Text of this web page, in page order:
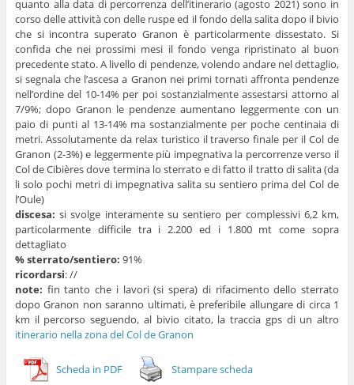
quanto alla data di percorrenza dell’itinerario (agosto 2021) sono in
corso delle attività con delle ruspe ed il fondo della salita dopo il bivio
che si incontra superato Granon è particolarmente dissestato. Si
confida che nei prossimi mesi il fondo venga ripristinato al buon
precedente stato. A livello di pendenze, volendo andare nel dettaglio,
si segnala che l’ascesa a Granon nei primi tornati affronta pendenze
nell’ordine del 10-14% per poi sostanzialmente assestarsi attorno al
7/9%; dopo Granon le pendenze aumentano leggermente con un
paio di punti al 13-14% ma sostanzialmente per poche centinaia di
metri. Assolutamente da relax turistico il traverso finale per il Col de
Granon (2-3%) e leggermente più impegnativa la percorrenze verso il
Col de Cibières dove termina lo sterrato e di fatto il tratto di salita (da
li solo pochi metri di impegnativa salita su sentiero prima del Col de
l’Oule)
discesa: si svolge interamente su sentiero per complessivi 6,2 km,
particolarmente difficile tra i 2.200 ed i 1.800 mt come sopra
dettagliato
% sterrato/sentiero: 91%
ricordarsi: //
note: fin tanto che i lavori (si spera) di rifacimento dello sterrato
dopo Granon non saranno ultimati, è preferibile allungare di circa 1
km il percorso seguendo, al bivio citato, la traccia gps di un altro
itinerario nella zona del Col de Granon
Scheda in PDF
Stampare scheda